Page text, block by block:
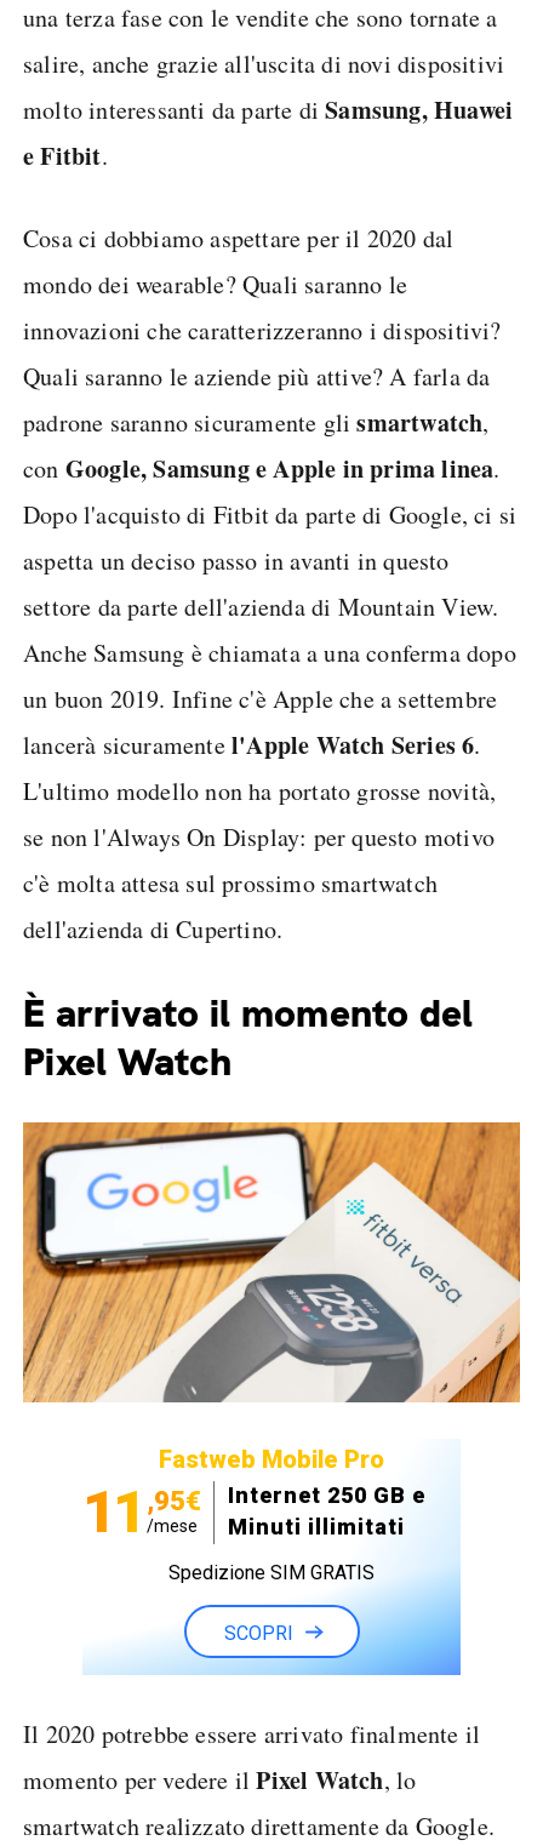
una terza fase con le vendite che sono tornate a
salire, anche grazie all'uscita di novi dispositivi
molto interessanti da parte diSamsung, Huawei
e Fitbit.
Cosa ci dobbiamo aspettare per il 2020 dal
mondo dei wearable? Quali saranno le
innovazioni che caratterizzeranno i dispositivi?
Quali saranno le aziende più attive? A farla da
padrone saranno sicuramente glismartwatch,
con Google, Samsung e Apple in prima linea.
Dopo l'acquisto di Fitbit da parte di Google, ci si
aspetta un deciso passo in avanti in questo
settore da parte dell'azienda di Mountain View.
Anche Samsung è chiamata a una conferma dopo
un buon 2019. Infine c'è Apple che a settembre
lancerà sicuramentel'Apple Watch Series 6.
L'ultimo modello non ha portato grosse novità,
se non l'Always On Display: per questo motivo
c'è molta attesa sul prossimo smartwatch
dell'azienda di Cupertino.
È arrivato il momento del
Pixel Watch
Fastweb Mobile Pro
11 ,95€
/mese
Internet 250 GB e
Minuti illimitati
Spedizione SIM GRATIS
SCOPRI
Il 2020 potrebbe essere arrivato finalmente il
momento per vedere ilPixel Watch, lo
smartwatch realizzato direttamente da Google.